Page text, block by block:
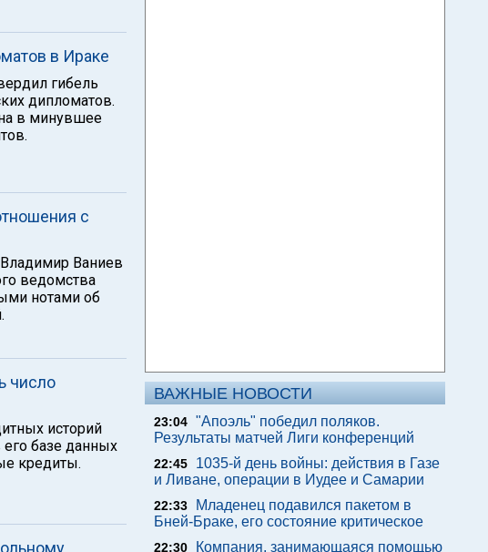
в Ираке
гибель
дипломатов.
в минувшее
с
Ваниев
ведомства
нотами об
число
историй
базе данных
кредиты.
ВАЖНЫЕ НОВОСТИ
23:04 "Апоэль" победил поляков.
Результаты матчей Лиги конференций
22:45
1035-й день войны: действия в Газе
и Ливане, операции в Иудее и Самарии
22:33
Младенец подавился пакетом в
Бней-Браке, его состояние критическое
22:30
Компания, занимающаяся помощью